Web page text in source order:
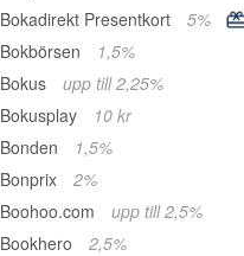
Bokadirekt Presentkort
5%
Bokbörsen
1,5%
Bokus
upp till 2,25%
Bokusplay
10 kr
Bonden
1,5%
Bonprix
2%
Boohoo.com
upp till 2,5%
Bookhero
2,5%